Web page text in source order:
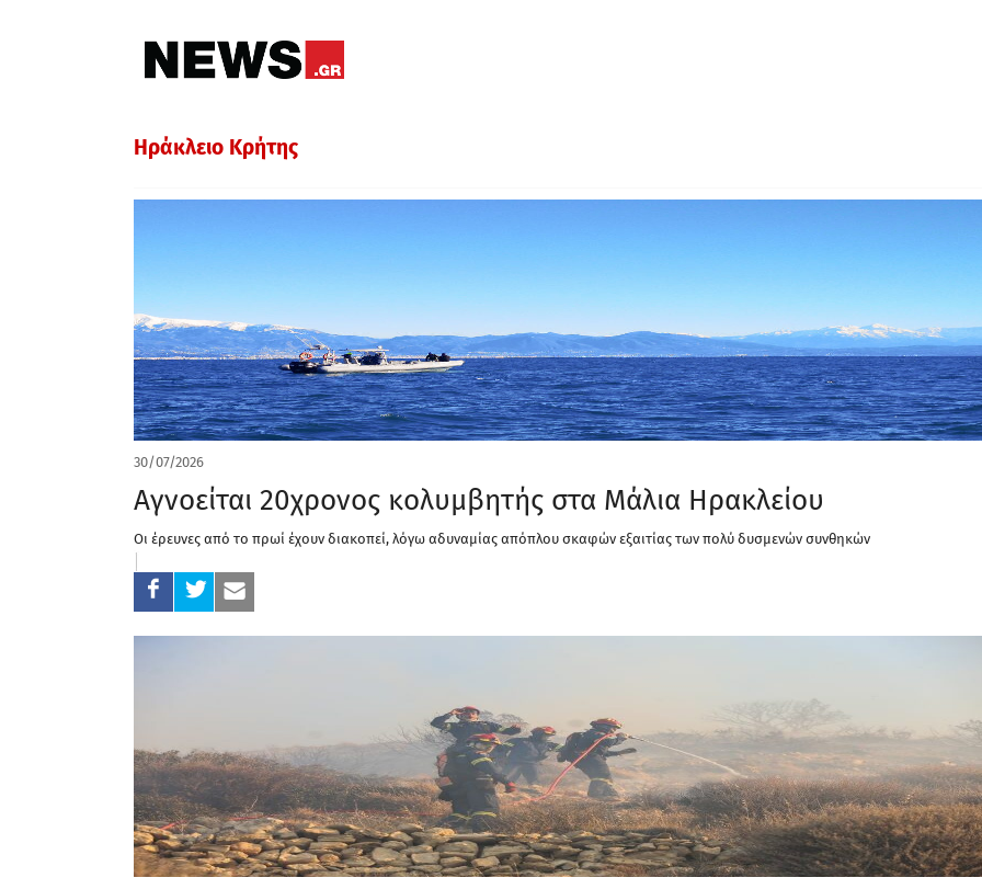
Ηράκλειο Κρήτης
30/07/2026
Αγνοείται 20χρονος κολυμβητής στα Μάλια Ηρακλείου
Οι έρευνες από το πρωί έχουν διακοπεί, λόγω αδυναμίας απόπλου σκαφών εξαιτίας των πολύ δυσμενών συνθηκών